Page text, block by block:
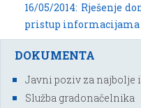
16/05/2014: Rješenje
pristup informacijama
DOKUMENTA
Javni poziv za najbolje
Služba gradonačelnika